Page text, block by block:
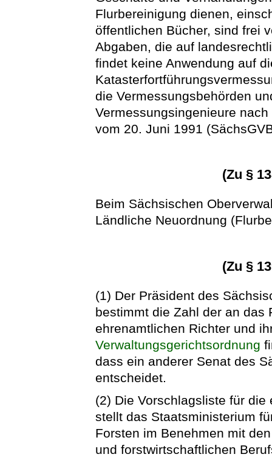
Flurbereinigung dienen,
öffentlichen Bücher, sind frei
Abgaben, die auf
findet keine Anwendung auf
die Vermessungsbehörden
Vermessungsingenieure
vom 20. Juni 1991
(Zu §
Beim Sächsischen
Ländliche Neuordnung
(Zu §
(1) Der Präsident des
bestimmt die Zahl der an das
ehrenamtlichen Richter und
Verwaltungsgerichtsordnung
dass ein anderer Senat des
entscheidet.
(2) Die Vorschlagsliste für
stellt das Staatsministerium
Forsten im Benehmen mit
und forstwirtschaftlichen